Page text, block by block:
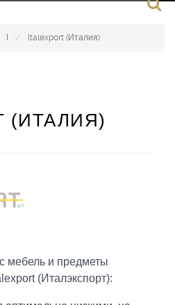
I Italexport (Италия)
(ИТАЛИЯ)
мебель и предметы
(Италэкспорт):